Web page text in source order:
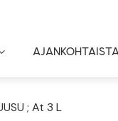
Toggle
; At 3 L